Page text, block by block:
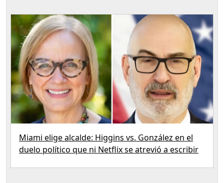
Miami elige alcalde: Higgins vs. González en el
duelo político que ni Netflix se atrevió a escribir